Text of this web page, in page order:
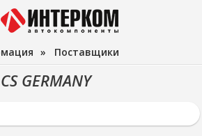
» Поставщики
CS GERMANY